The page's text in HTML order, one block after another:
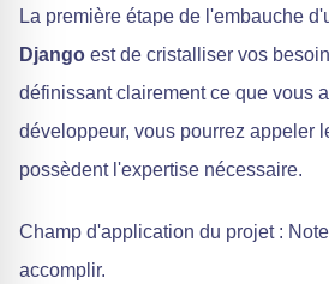
La première étape de l'embauche
Django est de cristalliser vos
définissant clairement ce que vous
développeur, vous pourrez appeler
possèdent l'expertise nécessaire.
Champ d'application du projet :
accomplir.